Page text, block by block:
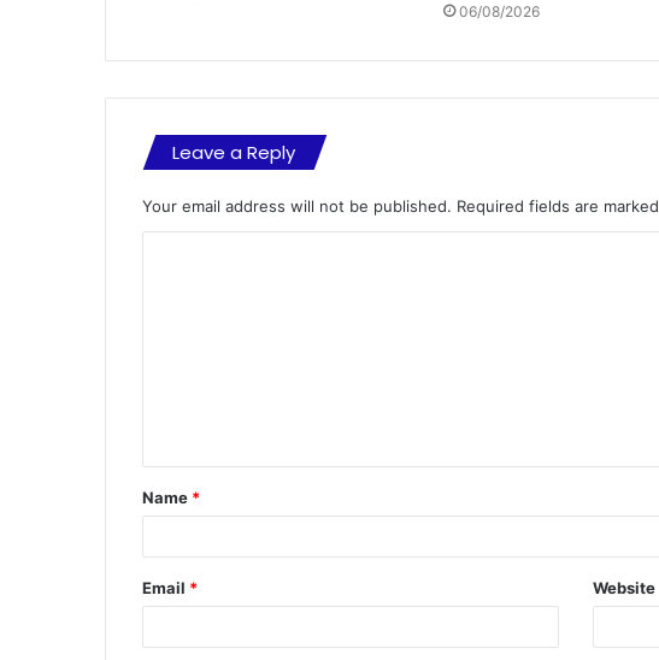
06/08/2026
Leave a Reply
Your email address will not be published. Required fields are marked
t
*
Name *
Email * Website